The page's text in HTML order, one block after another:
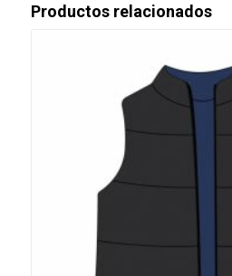
Productos relacionados